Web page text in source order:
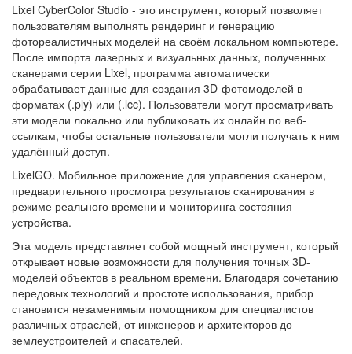
Lixel CyberColor Studio - это инструмент, который позволяет
пользователям выполнять рендеринг и генерацию
фотореалистичных моделей на своём локальном компьютере.
После импорта лазерных и визуальных данных, полученных
сканерами серии Lixel, программа автоматически
обрабатывает данные для создания 3D-фотомоделей в
форматах (.ply) или (.lcc). Пользователи могут просматривать
эти модели локально или публиковать их онлайн по веб-
ссылкам, чтобы остальные пользователи могли получать к ним
удалённый доступ.
LixelGO. Мобильное приложение для управления сканером,
предварительного просмотра результатов сканирования в
режиме реального времени и мониторинга состояния
устройства.
Эта модель представляет собой мощный инструмент, который
открывает новые возможности для получения точных 3D-
моделей объектов в реальном времени. Благодаря сочетанию
передовых технологий и простоте использования, прибор
становится незаменимым помощником для специалистов
различных отраслей, от инженеров и архитекторов до
землеустроителей и спасателей.